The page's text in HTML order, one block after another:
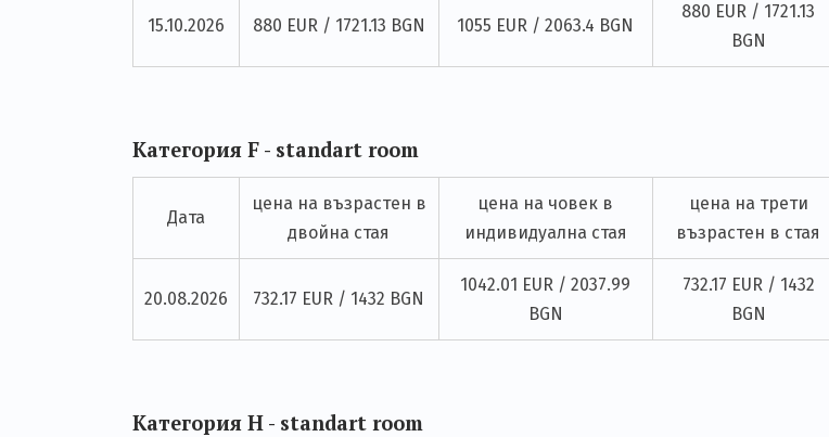
15.10.2026 880 EUR / 1721.13 BGN 1055 EUR / 2063.4 BGN
880 EUR / 1721.13
BGN
Категория F - standart room
Дата
цена на възрастен в
двойна стая
цена на човек в
индивидуална стая
цена на трети
възрастен в стая
20.08.2026 732.17 EUR / 1432 BGN
1042.01 EUR / 2037.99
BGN
732.17 EUR / 1432
BGN
Категория H - standart room